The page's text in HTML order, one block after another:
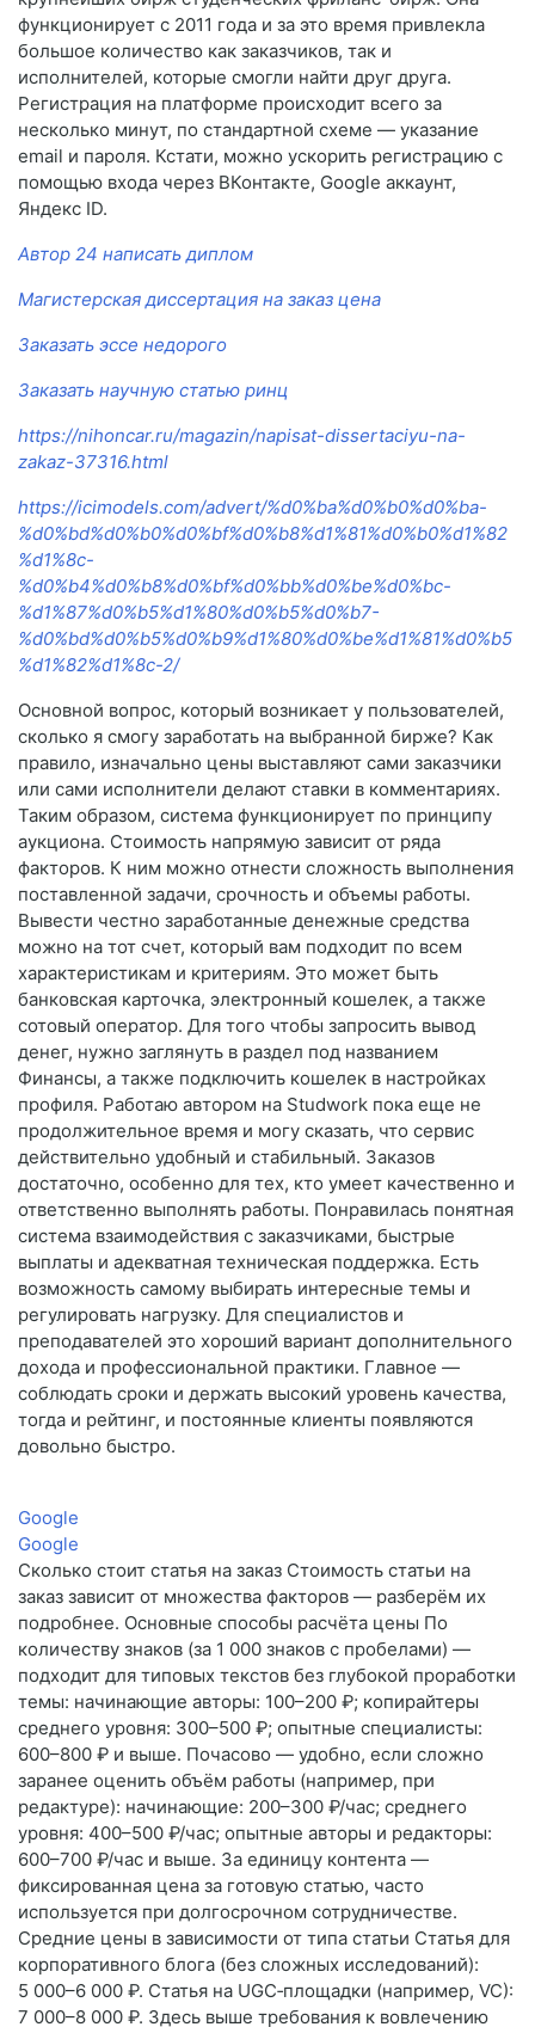
функционирует с 2011 года и за это время привлекла
большое количество как заказчиков, так и
исполнителей, которые смогли найти друг друга.
Регистрация на платформе происходит всего за
несколько минут, по стандартной схеме — указание
email и пароля. Кстати, можно ускорить регистрацию с
помощью входа через ВКонтакте, Google аккаунт,
Яндекс ID.
Автор 24 написать диплом
Магистерская диссертация на заказ цена
Заказать эссе недорого
Заказать научную статью ринц
https://nihoncar.ru/magazin/napisat-dissertaciyu-na-
zakaz-37316.html
https://icimodels.com/advert/%d0%ba%d0%b0%d0%ba-
%d0%bd%d0%b0%d0%bf%d0%b8%d1%81%d0%b0%d1%82
%d1%8c-
%d0%b4%d0%b8%d0%bf%d0%bb%d0%be%d0%bc-
%d1%87%d0%b5%d1%80%d0%b5%d0%b7-
%d0%bd%d0%b5%d0%b9%d1%80%d0%be%d1%81%d0%b5
%d1%82%d1%8c-2/
Основной вопрос, который возникает у пользователей,
сколько я смогу заработать на выбранной бирже? Как
правило, изначально цены выставляют сами заказчики
или сами исполнители делают ставки в комментариях.
Таким образом, система функционирует по принципу
аукциона. Стоимость напрямую зависит от ряда
факторов. К ним можно отнести сложность выполнения
поставленной задачи, срочность и объемы работы.
Вывести честно заработанные денежные средства
можно на тот счет, который вам подходит по всем
характеристикам и критериям. Это может быть
банковская карточка, электронный кошелек, а также
сотовый оператор. Для того чтобы запросить вывод
денег, нужно заглянуть в раздел под названием
Финансы, а также подключить кошелек в настройках
профиля. Работаю автором на Studwork пока еще не
продолжительное время и могу сказать, что сервис
действительно удобный и стабильный. Заказов
достаточно, особенно для тех, кто умеет качественно и
ответственно выполнять работы. Понравилась понятная
система взаимодействия с заказчиками, быстрые
выплаты и адекватная техническая поддержка. Есть
возможность самому выбирать интересные темы и
регулировать нагрузку. Для специалистов и
преподавателей это хороший вариант дополнительного
дохода и профессиональной практики. Главное —
соблюдать сроки и держать высокий уровень качества,
тогда и рейтинг, и постоянные клиенты появляются
довольно быстро.
Google
Google
Сколько стоит статья на заказ Стоимость статьи на
заказ зависит от множества факторов — разберём их
подробнее. Основные способы расчёта цены По
количеству знаков (за 1 000 знаков с пробелами) —
подходит для типовых текстов без глубокой проработки
темы: начинающие авторы: 100–200 ₽; копирайтеры
среднего уровня: 300–500 ₽; опытные специалисты:
600–800 ₽ и выше. Почасово — удобно, если сложно
заранее оценить объём работы (например, при
редактуре): начинающие: 200–300 ₽/час; среднего
уровня: 400–500 ₽/час; опытные авторы и редакторы:
600–700 ₽/час и выше. За единицу контента —
фиксированная цена за готовую статью, часто
используется при долгосрочном сотрудничестве.
Средние цены в зависимости от типа статьи Статья для
корпоративного блога (без сложных исследований):
5 000–6 000 ₽. Статья на UGC‑площадки (например, VC):
7 000–8 000 ₽. Здесь выше требования к вовлечению